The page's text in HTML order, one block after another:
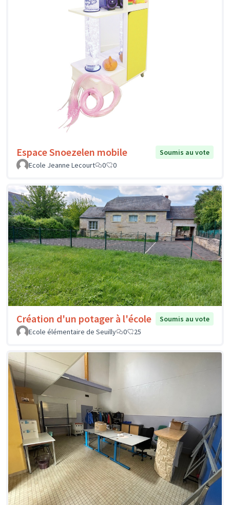
Espace Snoezelen mobile
Soumis au vote
Ecole Jeanne Lecourt
0 0
Création d'un potager à l'école
Soumis au vote
Ecole élémentaire de Seuilly
0 25